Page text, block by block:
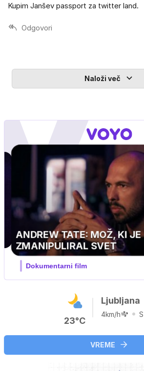
Kupim Janšev passport za twitter land.
Odgovori
Naloži več
MOJ PRIJATELJ PINGVIN
Film meseca / družinski, pustolovski
23°C
Ljubljana
4km/h S
VREME